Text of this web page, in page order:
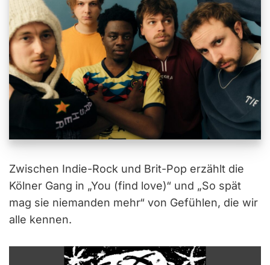
Zwischen Indie-Rock und Brit-Pop erzählt die
Kölner Gang in „You (find love)“ und „So spät
mag sie niemanden mehr“ von Gefühlen, die wir
alle kennen.